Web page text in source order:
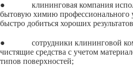
● клининговая компания
бытовую химию профессионального
быстро добиться хороших
● сотрудники клининговой
чистящие средства с учетом
типов поверхностей;